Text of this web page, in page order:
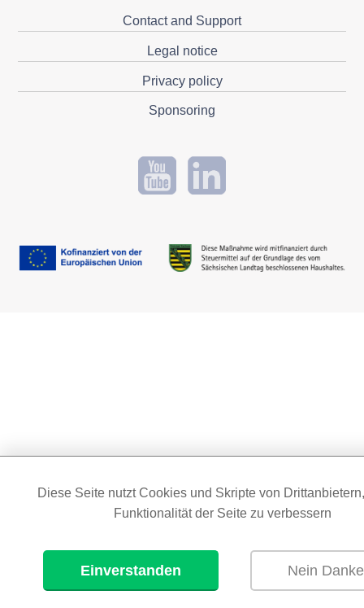
Contact and Support
Legal notice
Privacy policy
Sponsoring
Diese Seite nutzt Cookies und Skripte von
Funktionalität der Seite zu verbessern
Einverstanden Nein Danke